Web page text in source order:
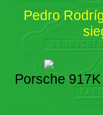
Pedro
Porsche